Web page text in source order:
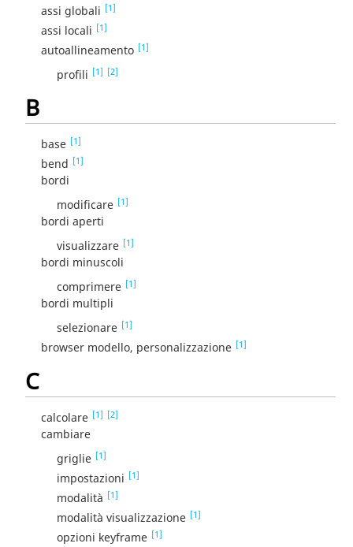
assi globali [1]
assi locali [1]
autoallineamento [1]
profili [1] [2]
B
base [1]
bend [1]
bordi
modificare [1]
bordi aperti
visualizzare [1]
bordi minuscoli
comprimere [1]
bordi multipli
selezionare [1]
browser modello, personalizzazione [1]
C
calcolare [1] [2]
cambiare
griglie [1]
impostazioni [1]
modalità [1]
modalità visualizzazione [1]
opzioni keyframe [1]